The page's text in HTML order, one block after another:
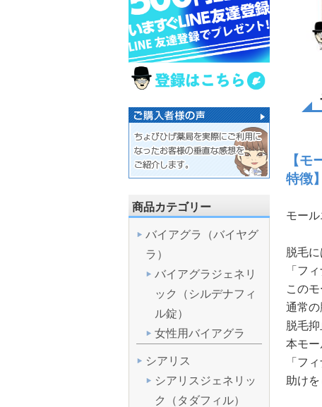
【
特徴】
モー
脱毛
「フ
この
通常の
脱毛
本モー
「フ
助けを
商品カテゴリー
バイアグラ（バイヤグ
ラ）
バイアグラジェネリ
ック（シルデナフィ
ル錠）
女性用バイアグラ
シアリス
シアリスジェネリッ
ク（タダフィル）